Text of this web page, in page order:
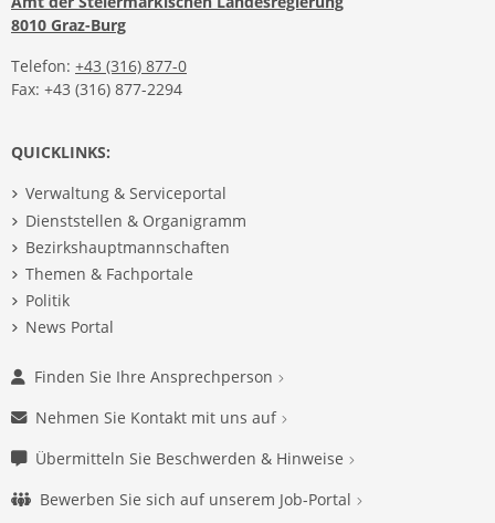
8010 Graz-Burg
Telefon: +43 (316) 877-0
Fax: +43 (316) 877-2294
QUICKLINKS:
Verwaltung & Serviceportal
Dienststellen & Organigramm
Bezirkshauptmannschaften
Themen & Fachportale
Politik
News Portal
Finden Sie Ihre Ansprechperson
Nehmen Sie Kontakt mit uns auf
Übermitteln Sie Beschwerden & Hinweise
Bewerben Sie sich auf unserem Job-Portal